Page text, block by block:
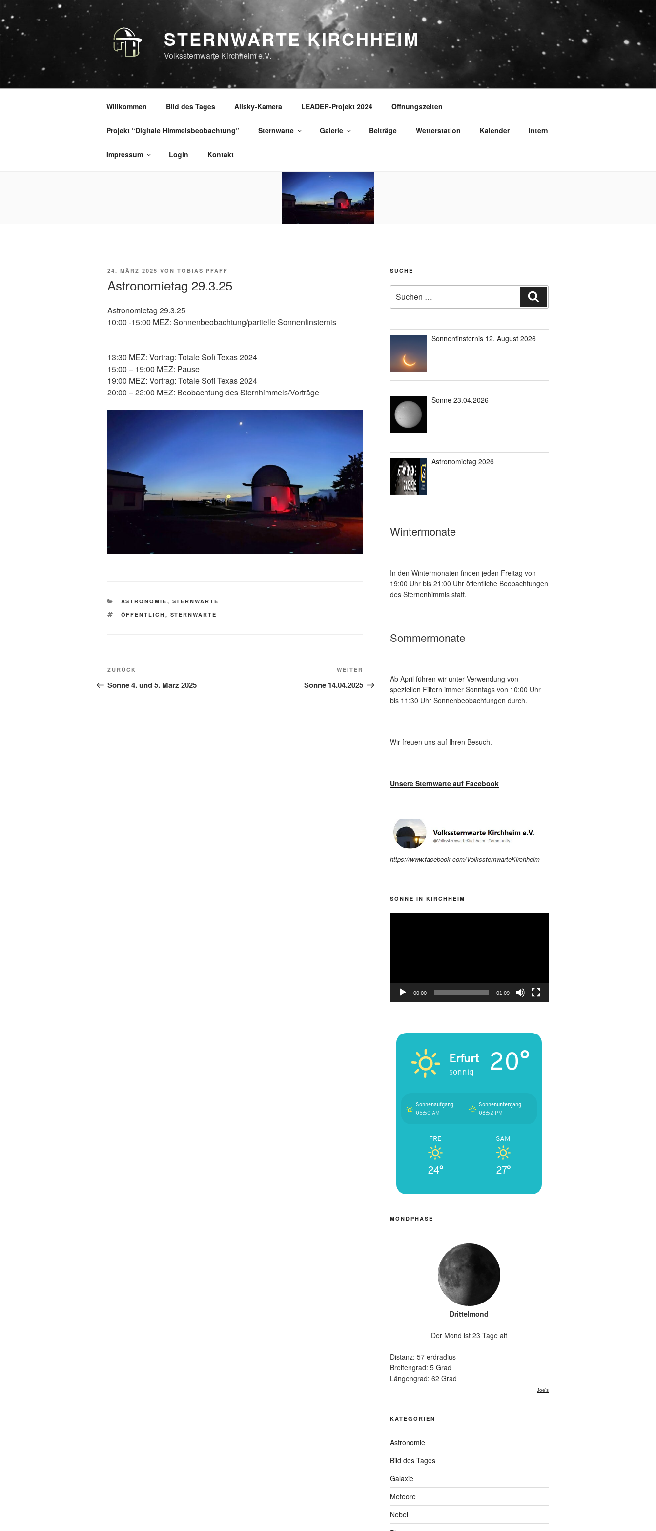
Zum
Inhalt
springen
STERNWARTE KIRCHHEIM
Volkssternwarte Kirchheim e.V.
Willkommen Bild des Tages Allsky-Kamera LEADER-Projekt 2024 Öffnungszeiten
Projekt “Digitale Himmelsbeobachtung” Sternwarte Galerie Beiträge Wetterstation Kalender Intern
Impressum Login Kontakt
VERÖFFENTLICHT
24. MÄRZ 2025 VON TOBIAS PFAFF
Astronomietag 29.3.25
Astronomietag 29.3.25
10:00 -15:00 MEZ: Sonnenbeobachtung/partielle Sonnenfinsternis
13:30 MEZ: Vortrag: Totale Sofi Texas 2024
15:00 – 19:00 MEZ: Pause
19:00 MEZ: Vortrag: Totale Sofi Texas 2024
20:00 – 23:00 MEZ: Beobachtung des Sternhimmels/Vorträge
KATEGORIEN
ASTRONOMIE , STERNWARTE
SCHLAGWÖRTER
ÖFFENTLICH , STERNWARTE
Beitragsnavigation
Vorheriger
Beitrag
ZURÜCK
Sonne 4. und 5. März 2025
Beitrag
WEITER
Sonne 14.04.2025
SUCHE
nach:
Sonnenfinsternis 12. August 2026
Sonne 23.04.2026
Astronomietag 2026
Wintermonate
In den Wintermonaten finden jeden Freitag von
19:00 Uhr bis 21:00 Uhr öffentliche Beobachtungen
des Sternenhimmls statt.
Sommermonate
Ab April führen wir unter Verwendung von
speziellen Filtern immer Sonntags von 10:00 Uhr
bis 11:30 Uhr Sonnenbeobachtungen durch.
Wir freuen uns auf Ihren Besuch.
Unsere Sternwarte auf Facebook
https://www.facebook.com/VolkssternwarteKirchheim
SONNE IN KIRCHHEIM
00:00 01:09
Erfurt
sonnig 20°
Sonnenaufgang
05:50 AM
Sonnenuntergang
08:52 PM
FRE
24°
SAM
27°
MONDPHASE
Drittelmond
Der Mond ist 23 Tage alt
Distanz: 57 erdradius
Breitengrad: 5 Grad
Längengrad: 62 Grad
Joe's
KATEGORIEN
Astronomie
Bild des Tages
Galaxie
Meteore
Nebel